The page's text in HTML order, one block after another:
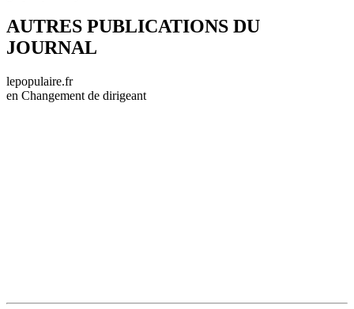
AUTRES PUBLICATIONS DU
JOURNAL
lepopulaire.fr
en Changement de dirigeant